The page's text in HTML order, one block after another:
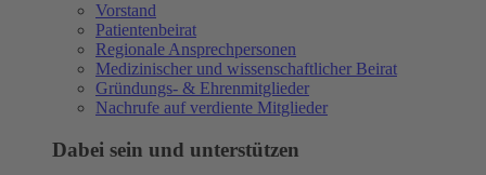
Vorstand
Patientenbeirat
Regionale Ansprechpersonen
Medizinischer und wissenschaftlicher Beirat
Gründungs- & Ehrenmitglieder
Nachrufe auf verdiente Mitglieder
Dabei sein und unterstützen